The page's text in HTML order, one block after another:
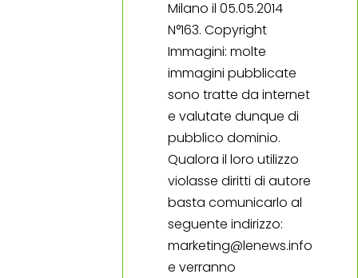
Milano il 05.05.2014
N°163. Copyright
Immagini: molte
immagini pubblicate
sono tratte da internet
e valutate dunque di
pubblico dominio.
Qualora il loro utilizzo
violasse diritti di autore
basta comunicarlo al
seguente indirizzo:
marketing@lenews.info
e verranno